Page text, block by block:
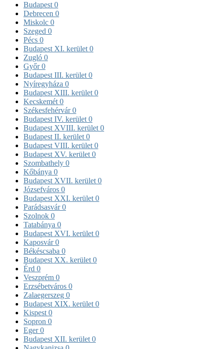
Budapest 0
Debrecen 0
Miskolc 0
Szeged 0
Pécs 0
Budapest XI. kerület 0
Zugló 0
Győr0
Budapest III. kerület 0
Nyíregyháza 0
Budapest XIII. kerület 0
Kecskemét 0
Székesfehérvár0
Budapest IV. kerület 0
Budapest XVIII. kerület 0
Budapest II. kerület 0
Budapest VIII. kerület 0
Budapest XV. kerület 0
Szombathely 0
Kőbánya 0
Budapest XVII. kerület 0
Józsefváros 0
Budapest XXI. kerület 0
Parádsasvár0
Szolnok 0
Tatabánya 0
Budapest XVI. kerület 0
Kaposvár0
Békéscsaba 0
Budapest XX. kerület 0
Érd 0
Veszprém 0
Erzsébetváros 0
Zalaegerszeg 0
Budapest XIX. kerület 0
Kispest 0
Sopron 0
Eger0
Budapest XII. kerület 0